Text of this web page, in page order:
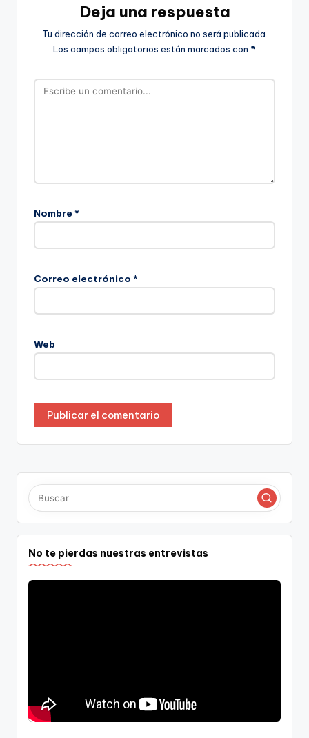
Deja una respuesta
Tu dirección de correo electrónico no será publicada.
Los campos obligatorios están marcados con *
Nombre *
Correo electrónico *
Web
No te pierdas nuestras entrevistas